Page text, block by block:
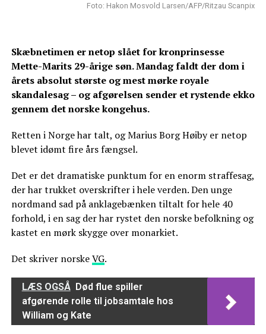
Foto: Hakon Mosvold Larsen/AFP/Ritzau Scanpix
Skæbnetimen er netop slået for kronprinsesse
Mette-Marits 29-årige søn. Mandag faldt der dom i
årets absolut største og mest mørke royale
skandalesag – og afgørelsen sender et rystende ekko
gennem det norske kongehus.
Retten i Norge har talt, og Marius Borg Høiby er netop
blevet idømt fire års fængsel.
Det er det dramatiske punktum for en enorm straffesag,
der har trukket overskrifter i hele verden. Den unge
nordmand sad på anklagebænken tiltalt for hele 40
forhold, i en sag der har rystet den norske befolkning og
kastet en mørk skygge over monarkiet.
Det skriver norskeVG.
LÆS OGSÅ Død flue spiller
afgørende rolle til jobsamtale hos
William og Kate